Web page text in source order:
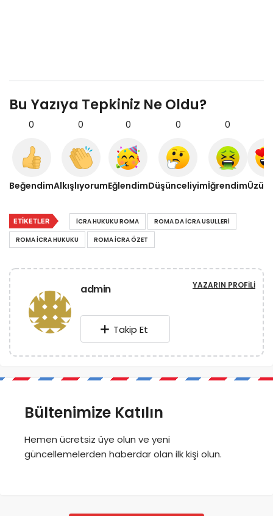
Bu Yazıya Tepkiniz Ne Oldu?
0
Beğendim
0
Alkışlıyorum
0
Eğlendim
0
Düşünceliyim
0
İğrendim
ETIKETLER ICRA HUKUKU ROMA
ROMA DA ICRA USULLERI
ROMA ICRA HUKUKU
ROMA ICRA ÖZET
admin YAZARIN PROFILI
Takip Et
Bültenimize Katılın
Hemen ücretsiz üye olun ve yeni
güncellemelerden haberdar olan ilk kişi olun.